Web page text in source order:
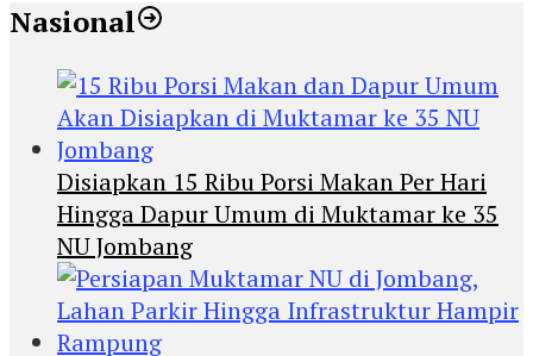
Nasional
Disiapkan 15 Ribu Porsi Makan Per Hari
Hingga Dapur Umum di Muktamar ke 35
NU Jombang